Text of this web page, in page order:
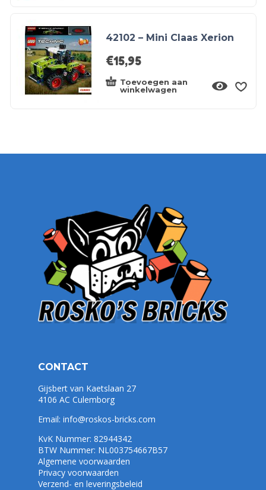
42102 – Mini Claas Xerion
€15,95
Toevoegen aan
winkelwagen
CONTACT
Gijsbert van Kaetslaan 27
4106 AC Culemborg
Email: info@roskos-bricks.com
KvK Nummer: 82944342
BTW Nummer: NL003754667B57
Algemene voorwaarden
Privacy voorwaarden
Verzend- en leveringsbeleid